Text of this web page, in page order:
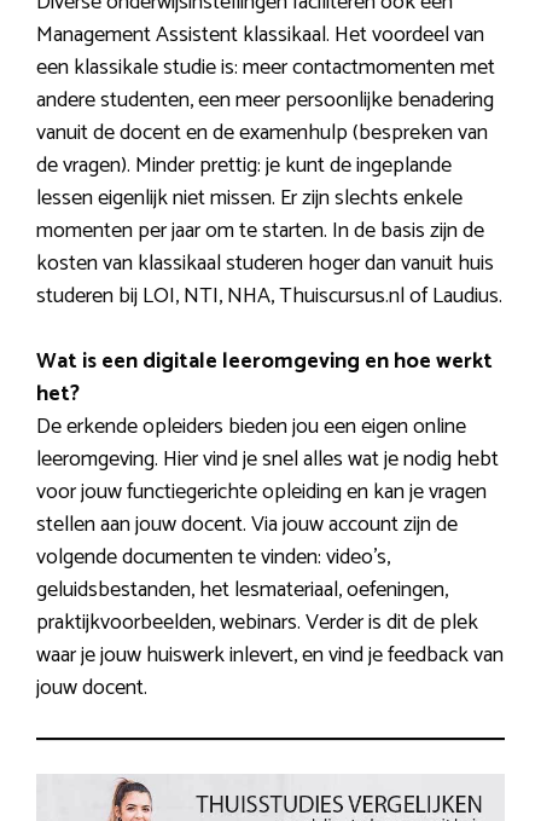
Management Assistent klassikaal. Het voordeel van
een klassikale studie is: meer contactmomenten met
andere studenten, een meer persoonlijke benadering
vanuit de docent en de examenhulp (bespreken van
de vragen). Minder prettig: je kunt de ingeplande
lessen eigenlijk niet missen. Er zijn slechts enkele
momenten per jaar om te starten. In de basis zijn de
kosten van klassikaal studeren hoger dan vanuit huis
studeren bij LOI, NTI, NHA, Thuiscursus.nl of Laudius.
Wat is een digitale leeromgeving en hoe werkt
het?
De erkende opleiders bieden jou een eigen online
leeromgeving. Hier vind je snel alles wat je nodig hebt
voor jouw functiegerichte opleiding en kan je vragen
stellen aan jouw docent. Via jouw account zijn de
volgende documenten te vinden: video’s,
geluidsbestanden, het lesmateriaal, oefeningen,
praktijkvoorbeelden, webinars. Verder is dit de plek
waar je jouw huiswerk inlevert, en vind je feedback van
jouw docent.